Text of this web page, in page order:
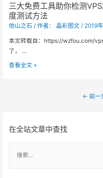
在全站文章中查找
购
物
符
号
乱
码
解
决
三大免费工具助你检测
度测试方法
他山之石 / 作者： 晶彩图文 / 2019
本文转载自：https://wzfou.com/
了， …
三
助
查看全文 »
← 前一